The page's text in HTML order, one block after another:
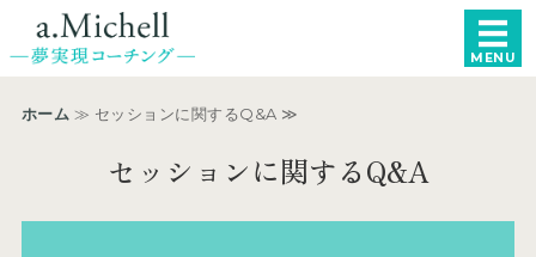
a.Michell −統合型コー
MENU
ホーム
女性起業家・個人事業主向け
エグゼクティブ向け
ホーム ≫ セッションに関するQ&A ≫
セッションに関するQ&A